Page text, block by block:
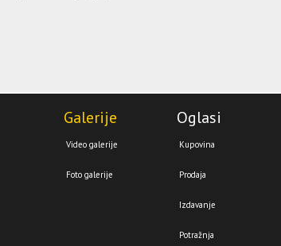
Galerije
Video galerije
Foto galerije
Oglasi
Kupovina
Prodaja
Izdavanje
Potražnja